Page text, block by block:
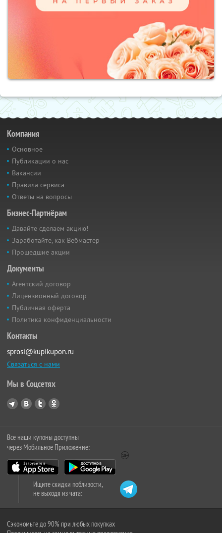
Компания
Основное
Публикации о нас
Вакансии
Правила сервиса
Ответы на вопросы
Бизнес-Партнёрам
Давайте сделаем акцию!
Заработайте, как Вебмастер
Прошедшие акции
Документы
Агентский договор
Лицензионный договор
Публичная оферта
Политика конфиденциальности
Контакты
sprosi@kupikupon.ru
Связаться с нами
Мы в Соцсетях
Все наши купоны доступны
через Мобильное Приложение:
Ищите скидки поблизости,
не выходя из чата:
Сэкономьте до 90% при любых покупках